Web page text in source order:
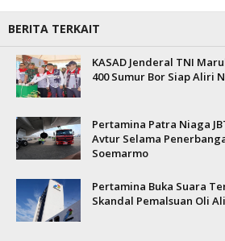
BERITA TERKAIT
KASAD Jenderal TNI
400 Sumur Bor Siap Aliri
Pertamina Patra Niaga
Avtur Selama
Soemarmo
Pertamina Buka Suara
Skandal Pemalsuan Oli